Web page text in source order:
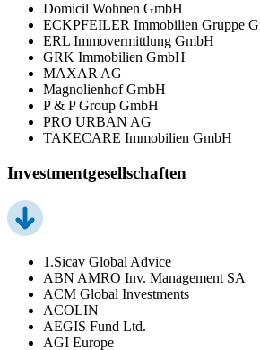
Domicil Wohnen GmbH
ECKPFEILER Immobilien Gruppe
ERL Immovermittlung GmbH
GRK Immobilien GmbH
MAXAR AG
Magnolienhof GmbH
P & P Group GmbH
PRO URBAN AG
TAKECARE Immobilien GmbH
Investmentgesellschaften
1.Sicav Global Advice
ABN AMRO Inv. Management SA
ACM Global Investments
ACOLIN
AEGIS Fund Ltd.
AGI Europe